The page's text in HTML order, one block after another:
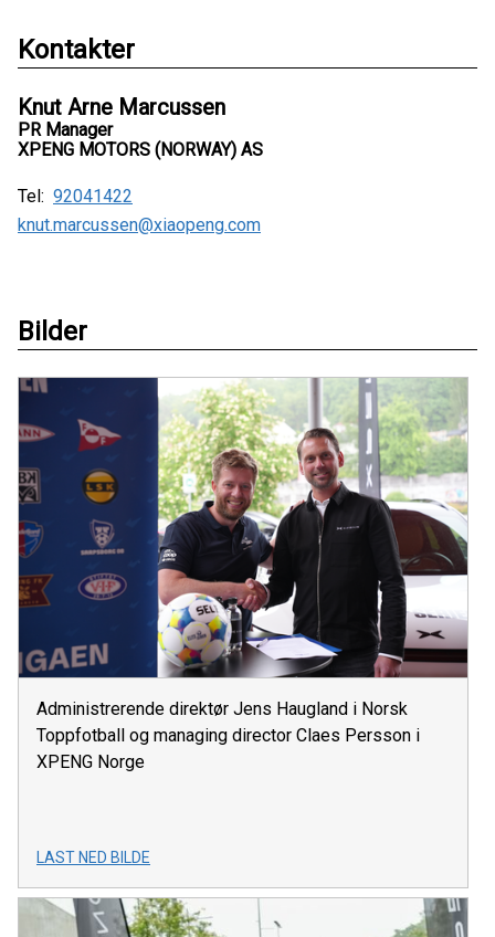
Kontakter
Knut Arne Marcussen
PR Manager
XPENG MOTORS (NORWAY) AS
Tel: 92041422
knut.marcussen@xiaopeng.com
Bilder
Administrerende direktør Jens Haugland i Norsk
Toppfotball og managing director Claes Persson i
XPENG Norge
LAST NED BILDE